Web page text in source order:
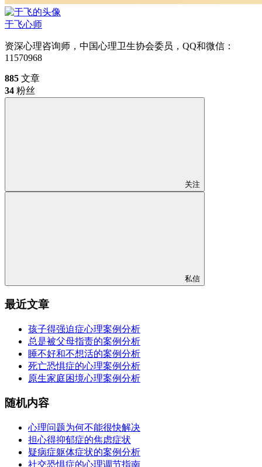
于飞心师
资深心理咨询师，中国心理卫生协会委员，QQ和微信：
11570968
885 文章
34 粉丝
关注
私信
最近文章
孩子得强迫症心理案例分析
总是被父母指责的案例分析
睡不好和不想活的案例分析
死亡恐惧症的心理案例分析
原生家庭困境心理案例分析
随机内容
心理问题为何不能很快解决
担心得抑郁症的焦虑症状
疑病症躯体症状的案例分析
社交恐惧症的心理调节指南